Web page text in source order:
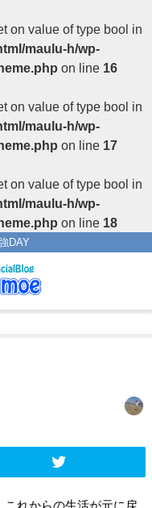
on value of type bool in
maulu-h/wp-
on line 16
on value of type bool in
maulu-h/wp-
on line 17
on value of type bool in
maulu-h/wp-
on line 18
DAY
れからの生活が元に戻